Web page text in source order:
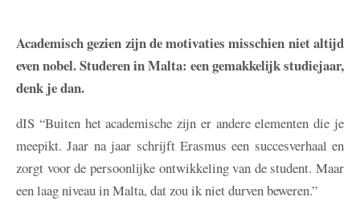
Academisch gezien zijn de motivaties misschien niet altijd
even nobel. Studeren in Malta: een gemakkelijk studiejaar,
denk je dan.
dIS “Buiten het academische zijn er andere elementen die je
meepikt. Jaar na jaar schrijft Erasmus een succesverhaal en
zorgt voor de persoonlijke ontwikkeling van de student. Maar
een laag niveau in Malta, dat zou ik niet durven beweren.”